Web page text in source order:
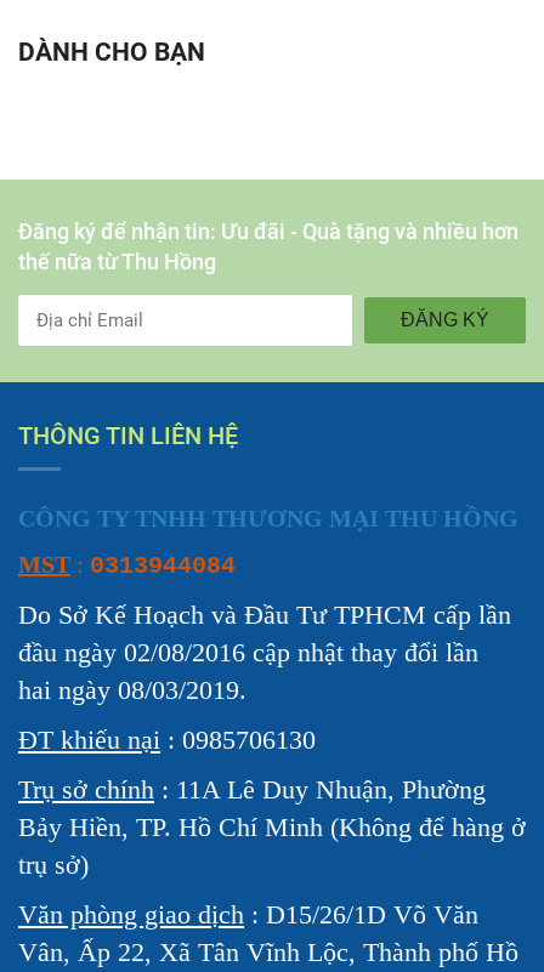
DÀNH CHO BẠN
Đăng ký để nhận tin: Ưu đãi - Quà tặng và nhiều hơn
thế nữa từ Thu Hồng
ĐĂNG KÝ
THÔNG TIN LIÊN HỆ
CÔNG TY TNHH THƯƠNG MẠI THU HỒNG
MST : 0313944084
Do Sở Kế Hoạch và Đầu Tư TPHCM cấp lần
đầu ngày 02/08/2016 cập nhật thay đổi lần
hai ngày 08/03/2019.
ĐT khiếu nại : 0985706130
Trụ sở chính : 11A Lê Duy Nhuận, Phường
Bảy Hiền, TP. Hồ Chí Minh (Không để hàng ở
trụ sở)
Văn phòng giao dịch : D15/26/1D Võ Văn
Vân, Ấp 22, Xã Tân Vĩnh Lộc, Thành phố Hồ